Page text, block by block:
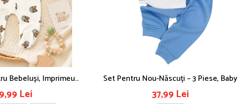
Bebeluși, Imprimeu
UrsulețiLei
Set Pentru Nou-Născuți – 3 Piese, Baby
Duck
37,99 Lei